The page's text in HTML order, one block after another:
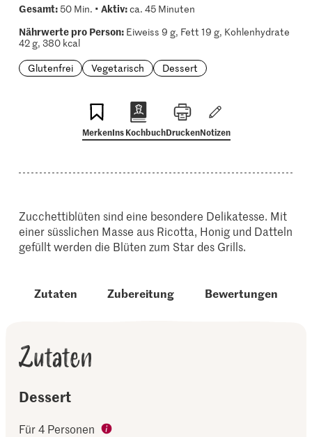
Gesamt:50 Min. • Aktiv:ca. 45 Minuten
Nährwerte pro Person:Eiweiss 9 g, Fett 19 g, Kohlenhydrate
42 g, 380 kcal
Glutenfrei
Vegetarisch Dessert
MerkenIns KochbuchDruckenNotizen
Zucchettiblüten sind eine besondere Delikatesse. Mit
einer süsslichen Masse aus Ricotta, Honig und Datteln
gefüllt werden die Blüten zum Star des Grills.
Zutaten Zubereitung Bewertungen
Zutaten
Dessert
Für 4 Personen